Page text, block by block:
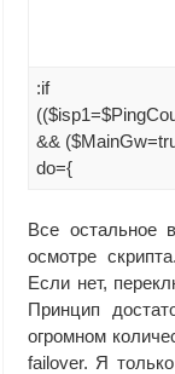
:if
&&
do={
Все остальное
осмотре
Если нет,
Принцип
огромном
failover. Я